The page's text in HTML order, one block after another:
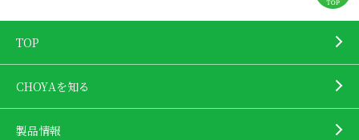
TOP
CHOYAを知る
製品情報